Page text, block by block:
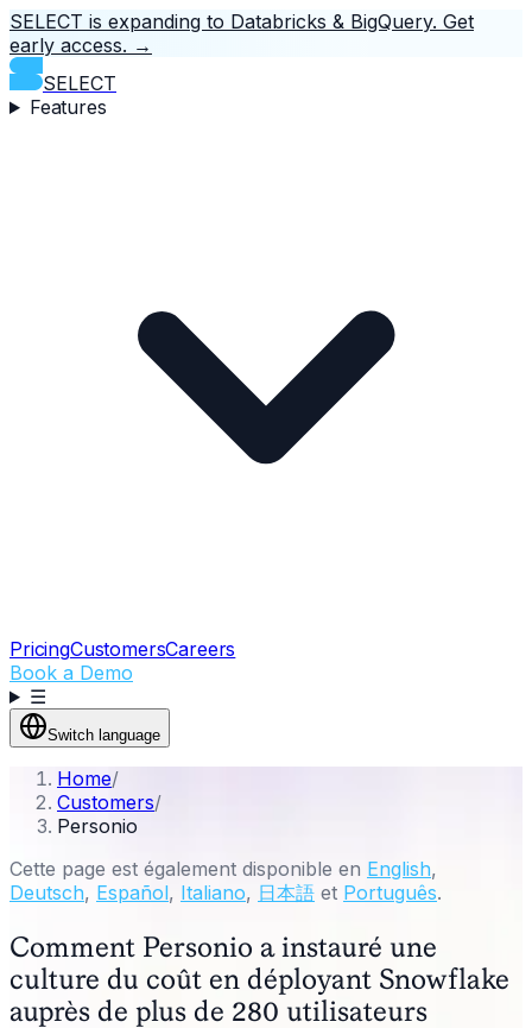
SELECT is expanding to Databricks & BigQuery. Get
early access. →
SELECT
Features
PricingCustomersCareers
Book a Demo
☰
Switch language
Home/
Customers/
Personio
Cette page est également disponible en English,
Deutsch, Español, Italiano, 日本語 et Português.
Comment Personio a instauré une
culture du coût en déployant Snowflake
auprès de plus de 280 utilisateurs